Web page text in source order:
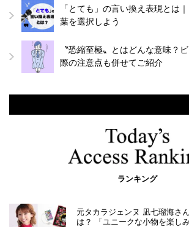
「とても」の言い換え表現とは
葉を選択しよう
〝恐縮至極〟とはどんな意味？
際の注意点も併せてご紹介
ランキング
元タカラジェンヌ 凪七瑠海さ
は？ 「ユニークな小物を楽し